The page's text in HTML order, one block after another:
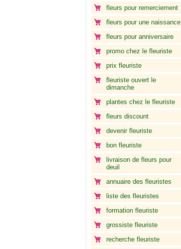
fleurs pour remerciement
fleurs pour une naissance
fleurs pour anniversaire
promo chez le fleuriste
prix fleuriste
fleuriste ouvert le
dimanche
plantes chez le fleuriste
fleurs discount
devenir fleuriste
bon fleuriste
livraison de fleurs pour
deuil
annuaire des fleuristes
liste des fleuristes
formation fleuriste
grossiste fleuriste
recherche fleuriste